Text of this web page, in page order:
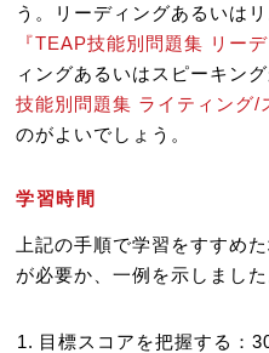
う。リーディングあるいは
『TEAP技能別問題集 リー
ィングあるいはスピーキン
技能別問題集 ライティング/
のがよいでしょう。
学習時間
上記の手順で学習をすすめ
が必要か、一例を示しました
目標スコアを把握する：